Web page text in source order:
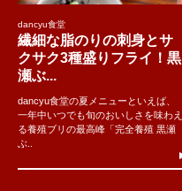
dancyu食堂
繊細な脂のりの刺身とサ
クサク3種盛りフライ！黒
瀬ぶ...
dancyu食堂の夏メニューといえば、
一年中いつでも旬のおいしさを味わえ
る養殖ブリの最高峰「完全養殖 黒瀬
ぶ..